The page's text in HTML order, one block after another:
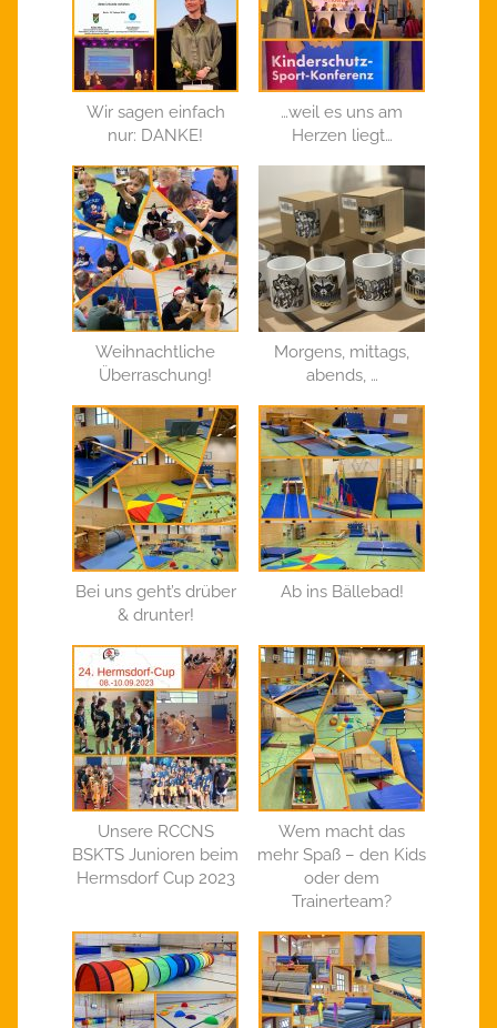
Wir sagen einfach
nur: DANKE!
…weil es uns am
Herzen liegt…
Weihnachtliche
Überraschung!
Morgens, mittags,
abends, …
Bei uns geht’s drüber
& drunter!
Ab ins Bällebad!
Unsere RCCNS
BSKTS Junioren beim
Hermsdorf Cup 2023
Wem macht das
mehr Spaß – den Kids
oder dem
Trainerteam?